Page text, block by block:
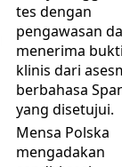
tes dengan
pengawasan
menerima
klinis dari
berbahasa
yang disetujui.
Mensa Polska
mengadakan